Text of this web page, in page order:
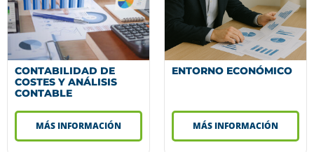
CONTABILIDAD DE
COSTES Y ANÁLISIS
CONTABLE
MÁS INFORMACIÓN
ENTORNO ECONÓMICO
MÁS INFORMACIÓN